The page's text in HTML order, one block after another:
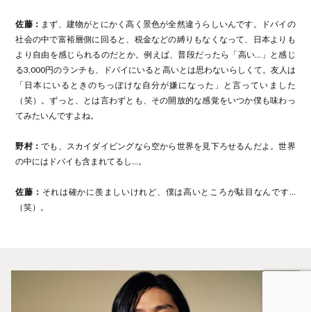
佐藤： まず、建物がとにかく高く景色が全然違うらしいんです。ドバイの
社会の中で富裕層側に回ると、税金などの縛りもなくなって、日本よりも
より自由を感じられるのだとか。例えば、普段だったら「高い…」と感じ
る3,000円のランチも、ドバイにいると高いとは思わないらしくて。友人は
「日本にいるときのちっぽけな自分が嫌になった」と言っていました
（笑）。ずっと、とは言わずとも、その開放的な感覚をいつか僕も味わっ
てみたいんですよね。
野村：でも、スカイダイビングなら空から世界を見下ろせるんだよ。世界
の中にはドバイも含まれてるし…。
佐藤： それは確かに羨ましいけれど、僕は高いところが駄目なんです…
（笑）。